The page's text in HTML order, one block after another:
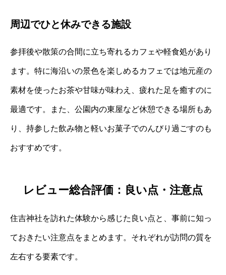
周辺でひと休みできる施設
参拝後や散策の合間に立ち寄れるカフェや軽食処があり
ます。特に海沿いの景色を楽しめるカフェでは地元産の
素材を使ったお茶や甘味が味わえ、疲れた足を癒すのに
最適です。また、公園内の東屋など休憩できる場所もあ
り、持参した飲み物と軽いお菓子でのんびり過ごすのも
おすすめです。
レビュー総合評価：良い点・注意点
住吉神社を訪れた体験から感じた良い点と、事前に知っ
ておきたい注意点をまとめます。それぞれが訪問の質を
左右する要素です。